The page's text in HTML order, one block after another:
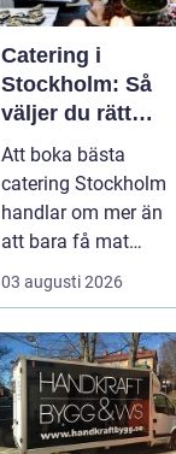
Catering i
Stockholm: Så
väljer du rätt
mat till ditt
evenemang
Att boka bästa
catering Stockholm
handlar om mer än
att bara få mat
levererad. R&aum...
03 augusti 2026